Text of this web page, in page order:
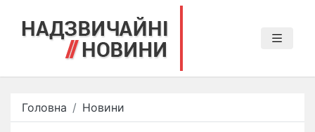
Головна Новини